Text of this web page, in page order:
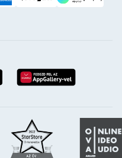
play-röl
letöltés az app-store-ból
letöltés